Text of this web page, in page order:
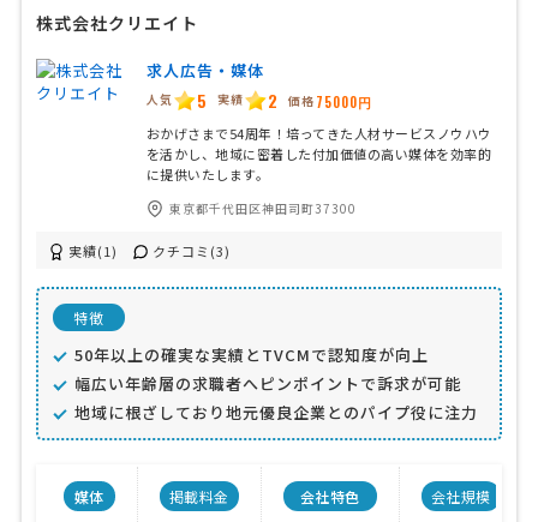
株式会社クリエイト
求人広告・媒体
人気 5 実績 2 価格 75000円
おかげさまで54周年！培ってきた人材サービスノウハウ
を活かし、地域に密着した付加価値の高い媒体を効率的
に提供いたします。
東京都千代田区神田司町37300
実績(1) クチコミ(3)
特徴
50年以上の確実な実績とTVCMで認知度が向上
幅広い年齢層の求職者へピンポイントで訴求が可能
地域に根ざしており地元優良企業とのパイプ役に注力
媒体
掲載料金
会社特色
会社規模